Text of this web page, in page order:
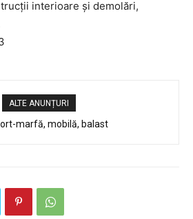
interioare și demolări,
ALTE ANUNȚURI
marfă, mobilă, balast